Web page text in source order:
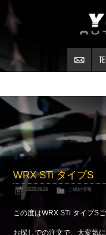
Stock list
在庫情報
Contract
ご成約情報
NSXについて
Reflesh Plan
Trade in
WRX STi タイプS
2025.09.28 ご成約情報
この度はWRX STi タイプS
お探しでの注文で、大変気